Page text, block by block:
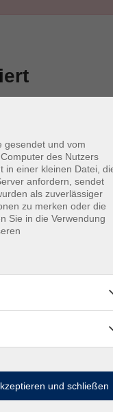
Impressum
gesendet und vom
des Nutzers
in einer kleinen Datei,
anfordern, sendet
als zuverlässiger
zu merken oder die
Sie in die Verwendung
und schließen